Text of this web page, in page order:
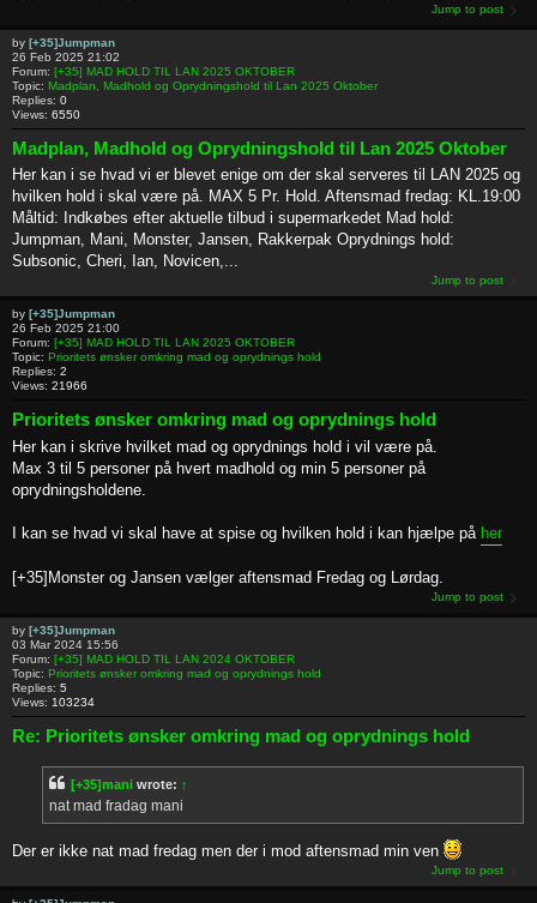
Jump to post
by [+35]Jumpman
26 Feb 2025 21:02
Forum: [+35] MAD HOLD TIL LAN 2025 OKTOBER
Topic: Madplan, Madhold og Oprydningshold til Lan 2025 Oktober
Replies: 0
Views: 6550
Madplan, Madhold og Oprydningshold til Lan 2025 Oktober
Her kan i se hvad vi er blevet enige om der skal serveres til LAN 2025 og
hvilken hold i skal være på. MAX 5 Pr. Hold. Aftensmad fredag: KL.19:00
Måltid: Indkøbes efter aktuelle tilbud i supermarkedet Mad hold:
Jumpman, Mani, Monster, Jansen, Rakkerpak Oprydnings hold:
Subsonic, Cheri, Ian, Novicen,...
Jump to post
by [+35]Jumpman
26 Feb 2025 21:00
Forum: [+35] MAD HOLD TIL LAN 2025 OKTOBER
Topic: Prioritets ønsker omkring mad og oprydnings hold
Replies: 2
Views: 21966
Prioritets ønsker omkring mad og oprydnings hold
Her kan i skrive hvilket mad og oprydnings hold i vil være på.
Max 3 til 5 personer på hvert madhold og min 5 personer på
oprydningsholdene.
I kan se hvad vi skal have at spise og hvilken hold i kan hjælpe på her
[+35]Monster og Jansen vælger aftensmad Fredag og Lørdag.
Jump to post
by [+35]Jumpman
03 Mar 2024 15:56
Forum: [+35] MAD HOLD TIL LAN 2024 OKTOBER
Topic: Prioritets ønsker omkring mad og oprydnings hold
Replies: 5
Views: 103234
Re: Prioritets ønsker omkring mad og oprydnings hold
[+35]mani wrote: ↑
nat mad fradag mani
Der er ikke nat mad fredag men der i mod aftensmad min ven
Jump to post